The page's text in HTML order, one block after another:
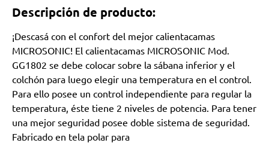
Descripción de producto:
¡Descasá con el confort del mejor calientacamas
MICROSONIC! El calientacamas MICROSONIC Mod.
GG1802 se debe colocar sobre la sábana inferior y el
colchón para luego elegir una temperatura en el control.
Para ello posee un control independiente para regular la
temperatura, éste tiene 2 niveles de potencia. Para tener
una mejor seguridad posee doble sistema de seguridad.
Fabricado en tela polar para